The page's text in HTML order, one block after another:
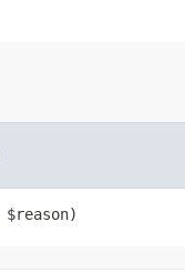
$reason)